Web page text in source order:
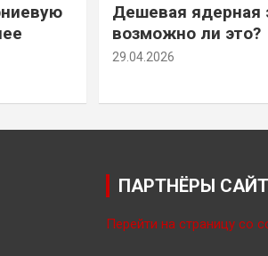
Дешевая ядерная
возможно ли это?
29.04.2026
ПАРТНЁРЫ
Перейти на страницу со